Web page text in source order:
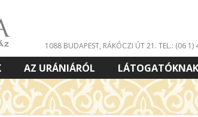
1088 BUDAPEST, RÁKÓCZI ÚT 21. TEL.: (06
AZ URÁNIÁRÓL LÁTOGATÓKNAK